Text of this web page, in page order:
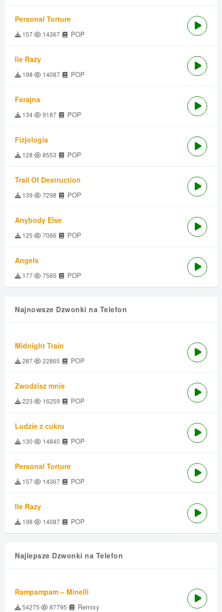
Personal Torture
157 14367 POP
Ile Razy
198 14087 POP
Ferajna
134 9187 POP
Fizjologia
128 8553 POP
Trail Of Destruction
139 7298 POP
Anybody Else
125 7066 POP
Angels
177 7585 POP
Najnowsze Dzwonki na Telefon
Midnight Train
287 22865 POP
Zwodzisz mnie
223 16259 POP
Ludzie z cukru
130 14840 POP
Personal Torture
157 14367 POP
Ile Razy
198 14087 POP
Najlepsze Dzwonki na Telefon
Rampampam – Minelli
54275 87795 Remixy